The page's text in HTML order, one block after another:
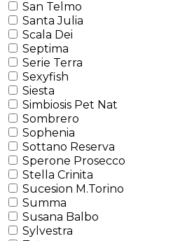
San Telmo
Santa Julia
Scala Dei
Septima
Serie Terra
Sexyfish
Siesta
Simbiosis Pet Nat
Sombrero
Sophenia
Sottano Reserva
Sperone Prosecco
Stella Crinita
Sucesion M.Torino
Summa
Susana Balbo
Sylvestra